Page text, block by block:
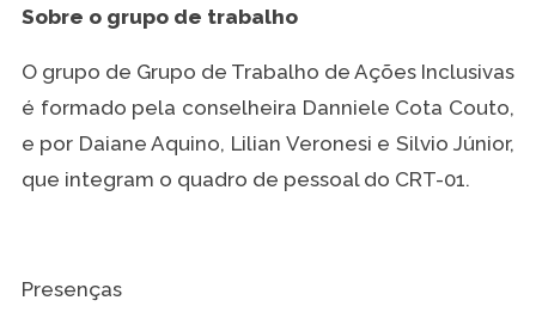
Sobre o grupo de trabalho
O grupo de Grupo de Trabalho de Ações Inclusivas
é formado pela conselheira Danniele Cota Couto,
e por Daiane Aquino, Lilian Veronesi e Silvio Júnior,
que integram o quadro de pessoal do CRT-01.
Presenças